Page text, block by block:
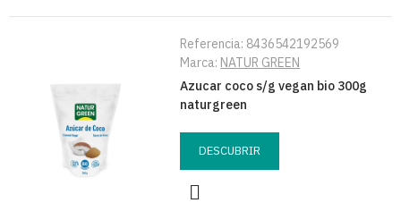
Referencia: 8436542192569
Marca: NATUR GREEN
Azucar coco s/g vegan bio 300g
naturgreen
DESCUBRIR